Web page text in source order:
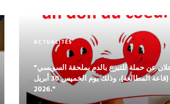
ACTUALITÉS
"إعلان عن حملة للتبرع بالدم بملحقة السويسي
(قاعة المطالعة)، وذلك يوم الخميس 30 أبريل
2026."